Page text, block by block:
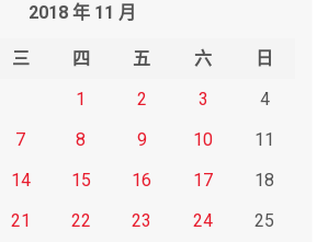
2018 年 11 月
三 四 五 六
日
1
2 3
4
7 8 9 10
11
14 15 16 17
18
21 22 23 24
25